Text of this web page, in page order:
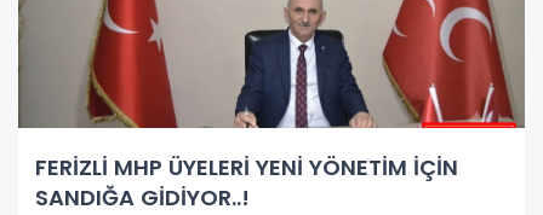
FERİZLİ MHP ÜYELERİ YENİ YÖNETİM İÇİN
SANDIĞA GİDİYOR..!